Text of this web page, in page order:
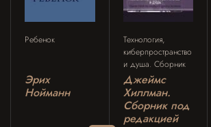
Ребенок
Эрих
Нойманн
Технология,
киберпространство
и душа. Сборник
Джеймс
Хиллман.
Сборник под
редакцией